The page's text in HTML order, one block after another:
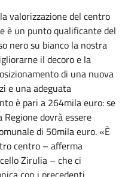
valorizzazione del centro
è un punto qualificante del
nero su bianco la nostra
il decoro e la
di una nuova
e una adeguata
è pari a 264mila euro: se
dovrà essere
di 50mila euro. «È
centro – afferma
Zirulia – che ci